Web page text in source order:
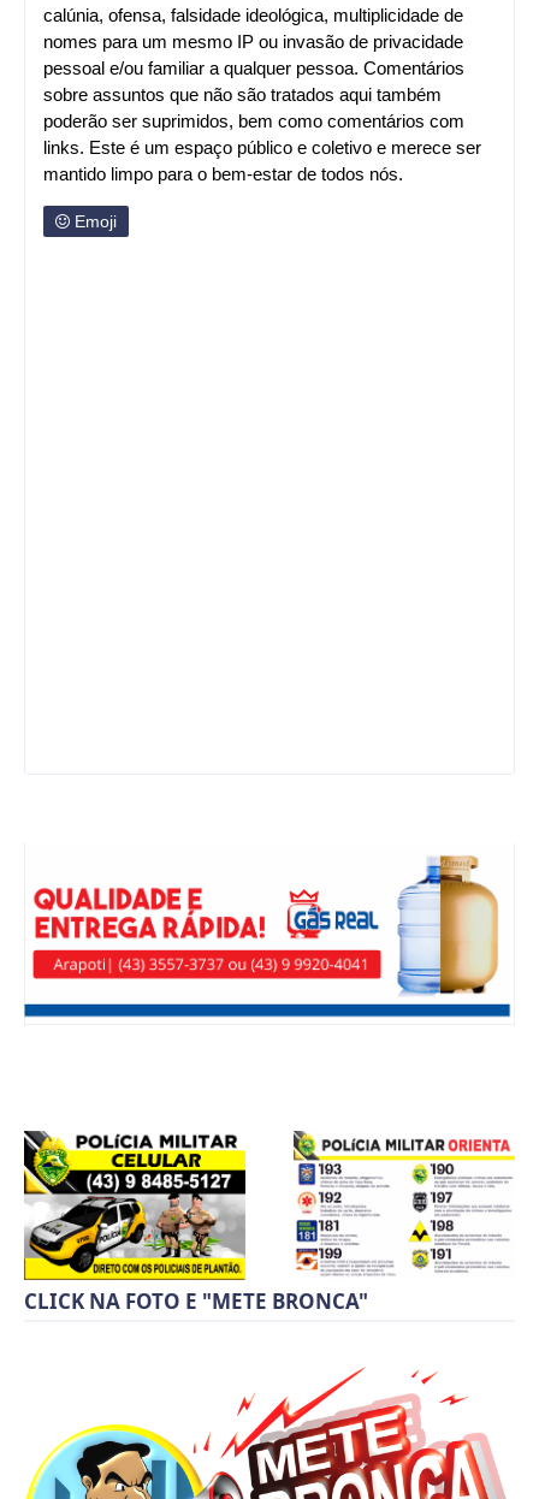
calúnia, ofensa, falsidade ideológica, multiplicidade de
nomes para um mesmo IP ou invasão de privacidade
pessoal e/ou familiar a qualquer pessoa. Comentários
sobre assuntos que não são tratados aqui também
poderão ser suprimidos, bem como comentários com
links. Este é um espaço público e coletivo e merece ser
mantido limpo para o bem-estar de todos nós.
Emoji
CLICK NA FOTO E "METE BRONCA"